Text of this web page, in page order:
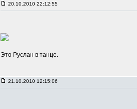
20.10.2010 22:12:55
Это Руслан в танце.
21.10.2010 12:15:06